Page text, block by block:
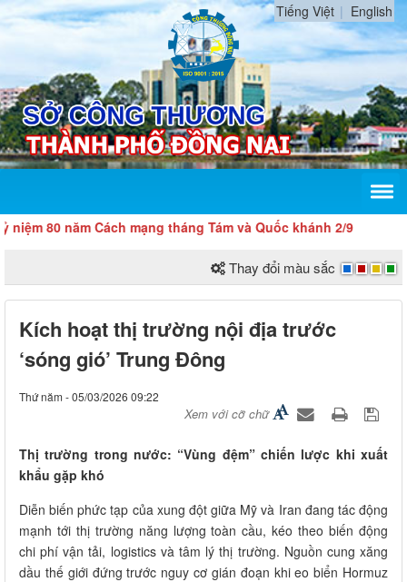
Tiếng Việt English
năm Cách mạng tháng Tám và Quốc khánh 2/9
Thay đổi màu sắc
Kích hoạt thị trường nội địa trước
‘sóng gió’ Trung Đông
Thứ năm - 05/03/2026 09:22
Xem với cỡ chữ
Thị trường trong nước: “Vùng đệm” chiến lược khi xuất
khẩu gặp khó
Diễn biến phức tạp của xung đột giữa Mỹ và Iran đang tác động
mạnh tới thị trường năng lượng toàn cầu, kéo theo biến động
chi phí vận tải, logistics và tâm lý thị trường. Nguồn cung xăng
dầu thế giới đứng trước nguy cơ gián đoạn khi eo biển Hormuz